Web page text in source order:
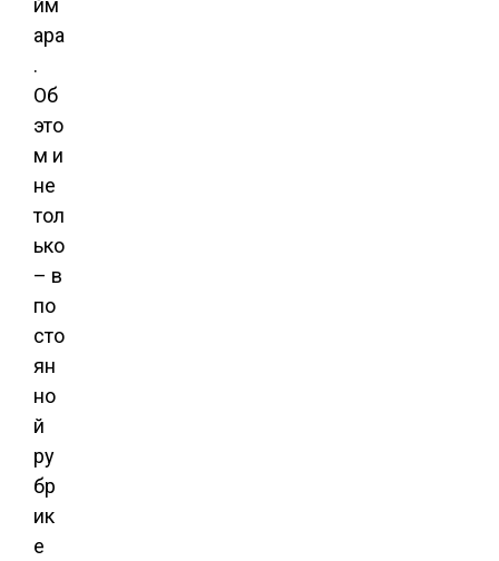
йм
ара
.
Об
это
м и
не
тол
ько
– в
по
сто
ян
но
й
ру
бр
ик
е